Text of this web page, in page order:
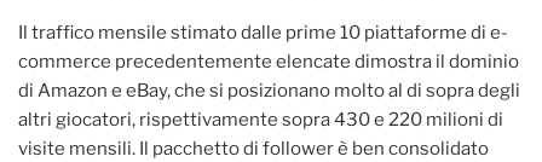
Il traffico mensile stimato dalle prime 10 piattaforme di e-
commerce precedentemente elencate dimostra il dominio
di Amazon e eBay, che si posizionano molto al di sopra degli
altri giocatori, rispettivamente sopra 430 e 220 milioni di
visite mensili. Il pacchetto di follower è ben consolidato